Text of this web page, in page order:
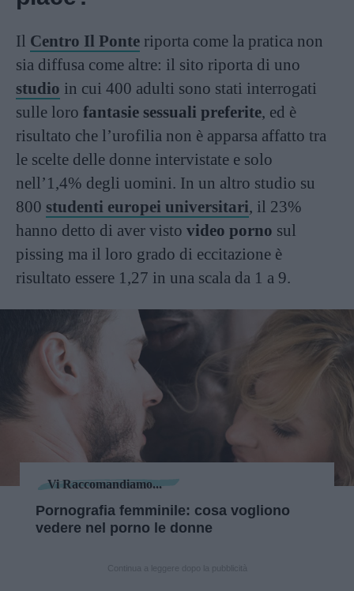
Il Centro Il Ponte riporta come la pratica non
sia diffusa come altre: il sito riporta di uno
studio in cui 400 adulti sono stati interrogati
sulle loro fantasie sessuali preferite, ed è
risultato che l’urofilia non è apparsa affatto tra
le scelte delle donne intervistate e solo
nell’1,4% degli uomini. In un altro studio su
800 studenti europei universitari, il 23%
hanno detto di aver visto video porno sul
pissing ma il loro grado di eccitazione è
risultato essere 1,27 in una scala da 1 a 9.
Vi Raccomandiamo...
Pornografia femminile: cosa vogliono
vedere nel porno le donne